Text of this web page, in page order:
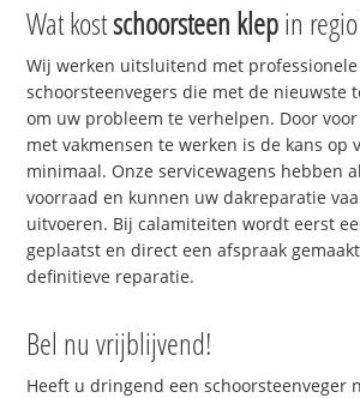
Wat kostschoorsteen klepin
Wij werken uitsluitend met professionele
schoorsteenvegers die met de nieuwste
om uw probleem te verhelpen. Door
met vakmensen te werken is de kans op
minimaal. Onze servicewagens hebben
voorraad en kunnen uw dakreparatie
uitvoeren. Bij calamiteiten wordt eerst
geplaatst en direct een afspraak
definitieve reparatie.
Bel nu vrijblijvend!
Heeft u dringend een schoorsteenveger